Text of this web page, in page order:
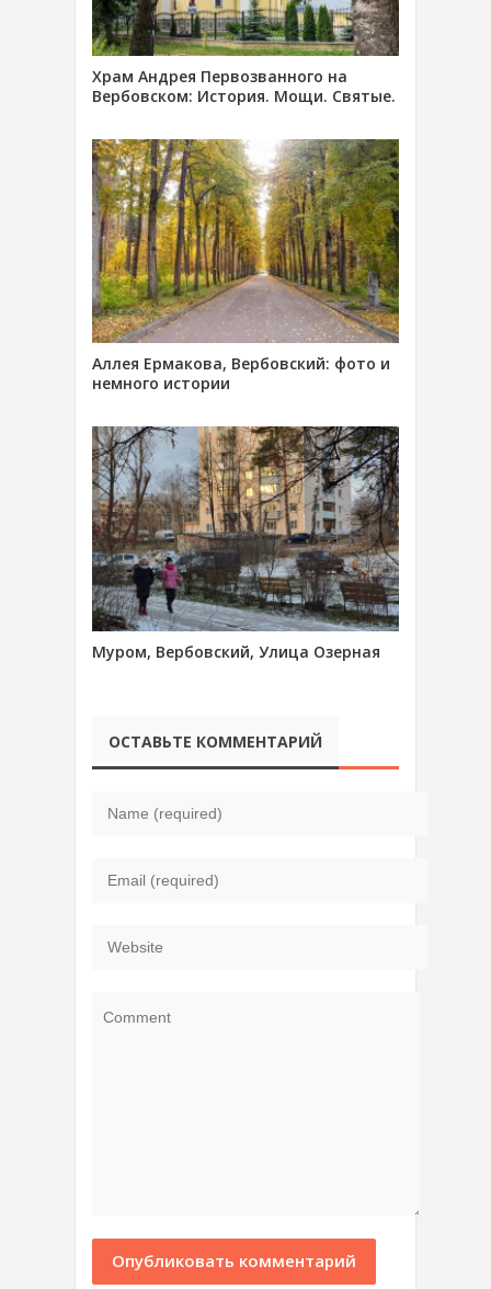
Храм Андрея Первозванного на
Вербовском: История. Мощи. Святые.
Аллея Ермакова, Вербовский: фото и
немного истории
Муром, Вербовский, Улица Озерная
ОСТАВЬТЕ КОММЕНТАРИЙ